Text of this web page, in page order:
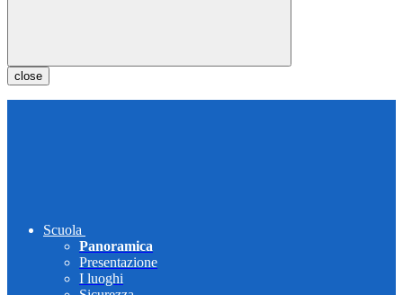
close
Scuola
Panoramica
Presentazione
I luoghi